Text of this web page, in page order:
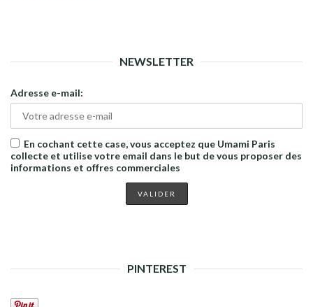
NEWSLETTER
Adresse e-mail:
En cochant cette case, vous acceptez que Umami Paris
collecte et utilise votre email dans le but de vous proposer des
informations et offres commerciales
PINTEREST